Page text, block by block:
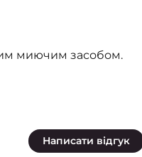
миючим засобом.
Написати відгук